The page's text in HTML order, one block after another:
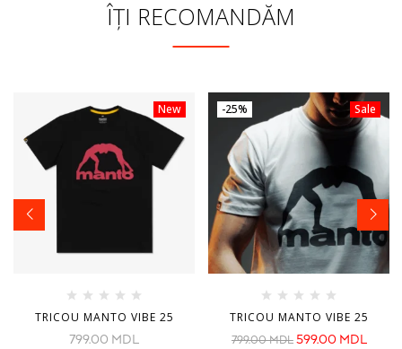
ÎȚI RECOMANDĂM
New
TRICOU MANTO VIBE 25
799.00 MDL
Sale
-25%
TRICOU MANTO VIBE 25
799.00MDL 599.00 MDL